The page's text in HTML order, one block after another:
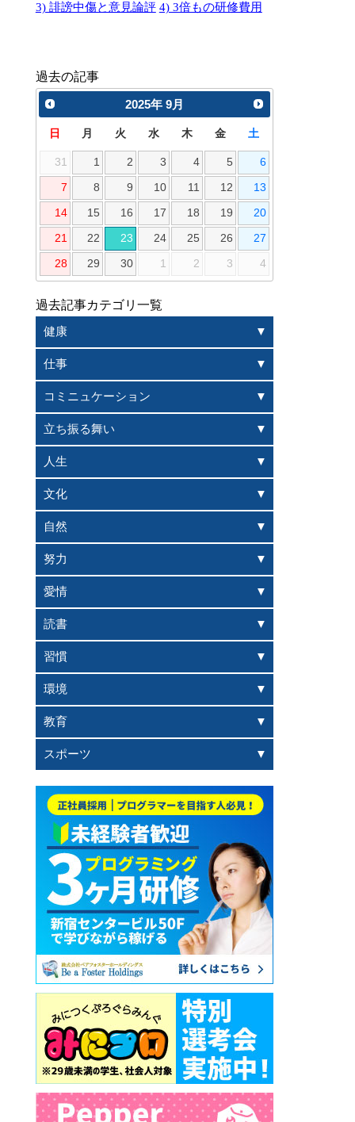
3) 誹謗中傷と意見論評 4) 3倍もの研修費用
過去の記事
2025年 9月
日 月 火 水 木 金 土
31 1 2 3 4 5 6
7 8 9 10 11 12 13
14 15 16 17 18 19 20
21 22 23 24 25 26 27
28 29 30 1 2 3 4
過去記事カテゴリ一覧
健康
仕事
コミニュケーション
立ち振る舞い
人生
文化
自然
努力
愛情
読書
習慣
環境
教育
スポーツ